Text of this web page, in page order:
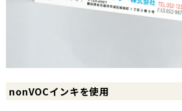
nonVOCインキを使用